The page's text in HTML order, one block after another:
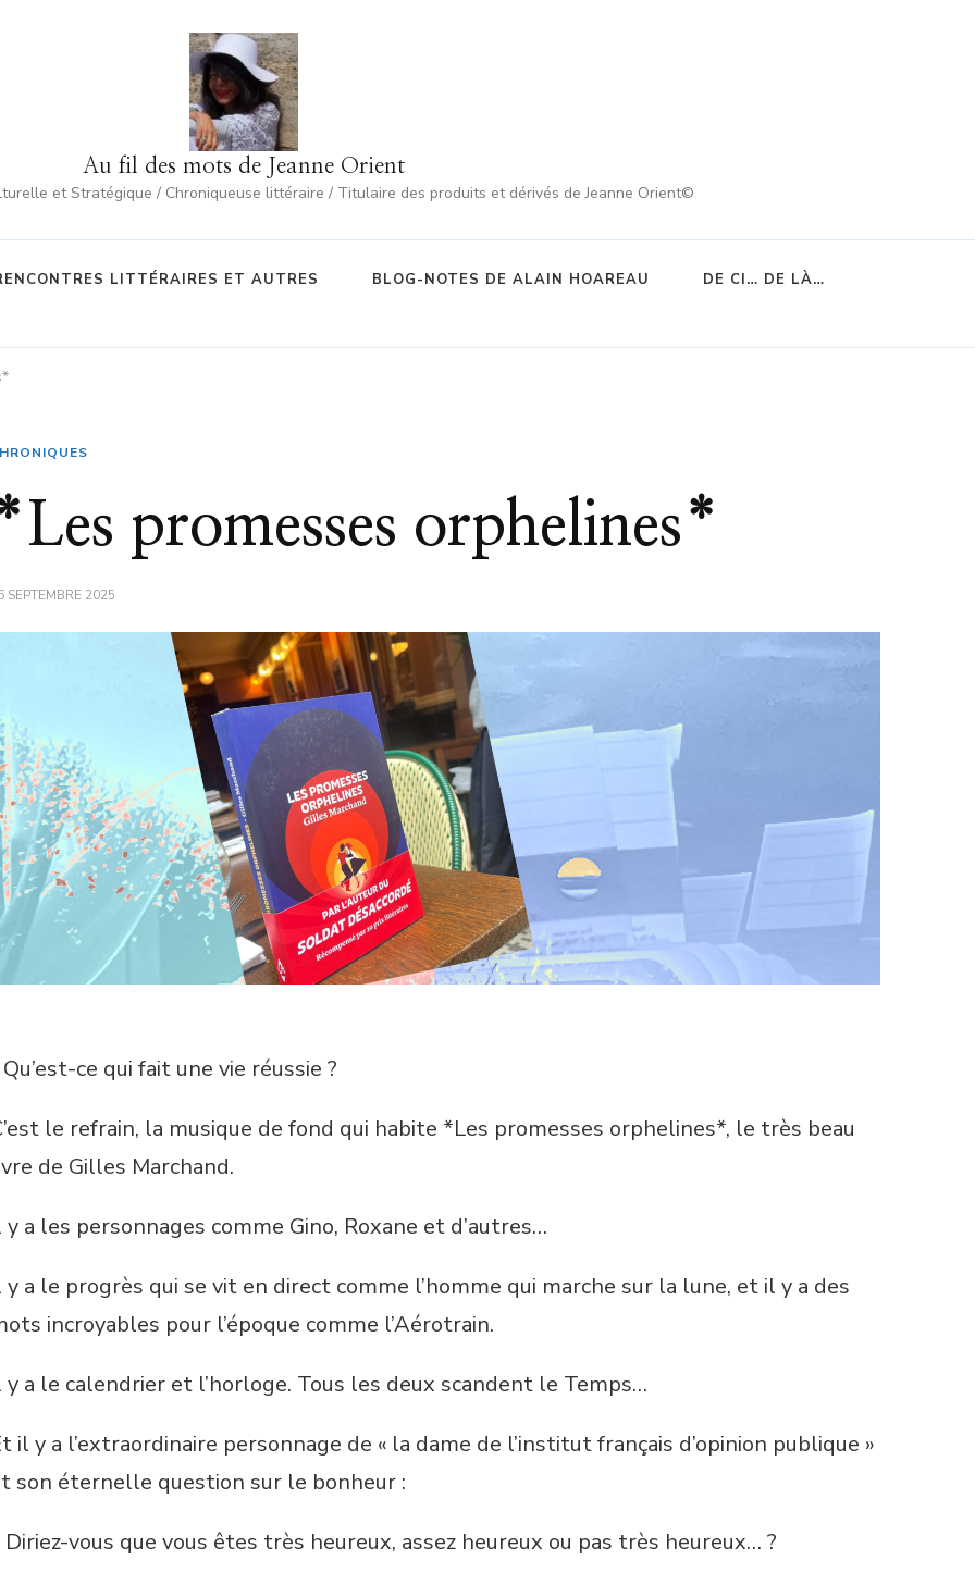
Au fil des mots de Jeanne Orient
et Stratégique / Chroniqueuse littéraire / Titulaire des produits et dérivés de Jeanne Orient©
LITTÉRAIRES ET AUTRES BLOG-NOTES DE ALAIN HOAREAU DE CI… DE LÀ…
promesses orphelines*
SEPTEMBRE 2025
Qu’est-ce qui fait une vie réussie ?
le refrain, la musique de fond qui habite *Les promesses orphelines*, le très beau
de Gilles Marchand.
y a les personnages comme Gino, Roxane et d’autres…
y a le progrès qui se vit en direct comme l’homme qui marche sur la lune, et il y a des
incroyables pour l’époque comme l’Aérotrain.
y a le calendrier et l’horloge. Tous les deux scandent le Temps…
il y a l’extraordinaire personnage de « la dame de l’institut français d’opinion publique »
son éternelle question sur le bonheur :
Diriez-vous que vous êtes très heureux, assez heureux ou pas très heureux… ?